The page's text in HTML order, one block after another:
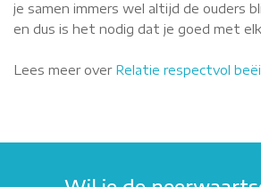
je samen immers wel altijd de ouders
en dus is het nodig dat je goed met
Lees meer over Relatie respectvol